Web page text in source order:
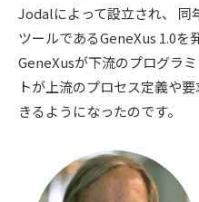
Jodalによって設立され、 同
ツールであるGeneXus 1.0を
GeneXusが下流のプログラ
トが上流のプロセス定義や
きるようになったのです。